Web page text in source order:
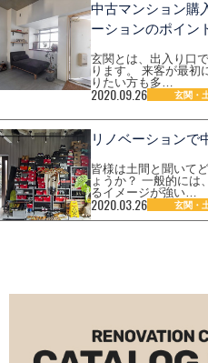
中古マンション購
ーションのポイン
玄関とは、出入り口
ります。 来客が最初
りたい方も多…
2020.09.26 玄関・
リノベーションで
皆様は土間と聞いて
ょうか？ 一般的には
るイメージが強い…
2020.03.26 玄関・